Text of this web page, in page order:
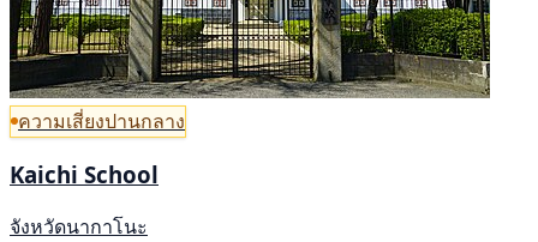
ความเสี่ยงปานกลาง
Kaichi School
จังหวัดนากาโนะ